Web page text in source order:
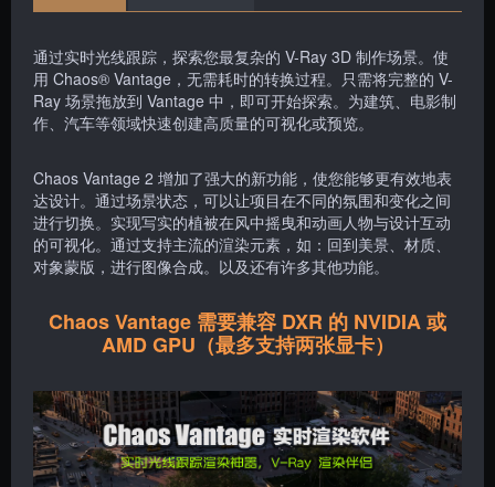
通过实时光线跟踪，探索您最复杂的 V-Ray 3D 制作场景。使
用 Chaos® Vantage，无需耗时的转换过程。只需将完整的 V-
Ray 场景拖放到 Vantage 中，即可开始探索。为建筑、电影制
作、汽车等领域快速创建高质量的可视化或预览。
Chaos Vantage 2 增加了强大的新功能，使您能够更有效地表
达设计。通过场景状态，可以让项目在不同的氛围和变化之间
进行切换。实现写实的植被在风中摇曳和动画人物与设计互动
的可视化。通过支持主流的渲染元素，如：回到美景、材质、
对象蒙版，进行图像合成。以及还有许多其他功能。
Chaos Vantage 需要兼容 DXR 的 NVIDIA 或
AMD GPU（最多支持两张显卡）